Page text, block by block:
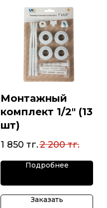
Монтажный
комплект 1/2" (13
шт)
1 850 тг.2 200 тг.
Подробнее
Заказать